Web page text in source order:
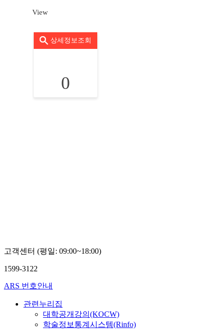
View
상세정보조회
0
고객센터 (평일: 09:00~18:00)
1599-3122
ARS 번호안내
관련누리집
대학공개강의(KOCW)
학술정보통계시스템(Rinfo)